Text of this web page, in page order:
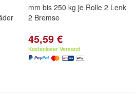
mm bis 250 kg je Rolle 2 Lenk
2 Bremse
45,59 €
Kostenloser Versand